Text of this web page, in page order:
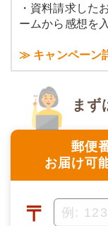
・資料請求した
ームから感想を
≫ キャンペーン
郵便
お届け可
まず
〒